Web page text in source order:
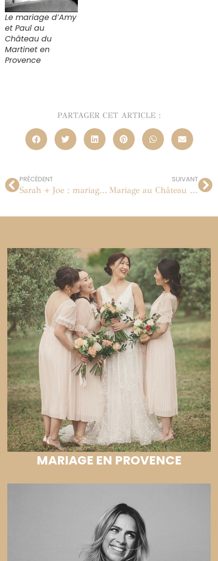
Le mariage d’Amy
et Paul au
Château du
Martinet en
Provence
PARTAGER CET ARTICLE :
PRÉCÉDENT
Sarah + Joe : mariage à Paris au Musée Rodin le 14 juillet 2012
SUIVANT
Mariage au Château du Barroux en Provence le 21 juillet 2012
MARIAGE EN PROVENCE